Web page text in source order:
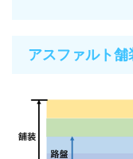
アスファルト舗